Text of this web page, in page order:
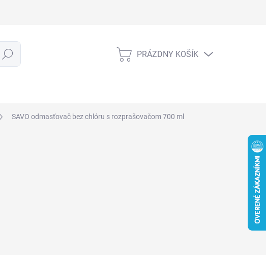
Hľadať
NÁKUPNÝ
PRÁZDNY KOŠÍK
SAVO odmasťovač bez chlóru s rozprašovačom 700 ml